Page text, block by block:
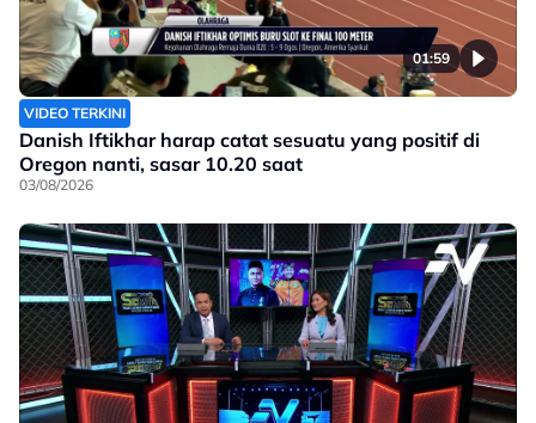
01:59
VIDEO TERKINI
Danish Iftikhar harap catat sesuatu yang positif di
Oregon nanti, sasar 10.20 saat
03/08/2026